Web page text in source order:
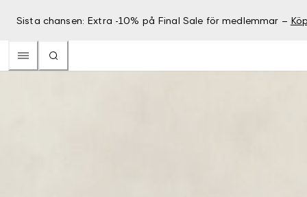
Sista chansen: Extra -10% på Final Sale för medlemmar –